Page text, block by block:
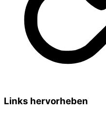
Links hervorheben